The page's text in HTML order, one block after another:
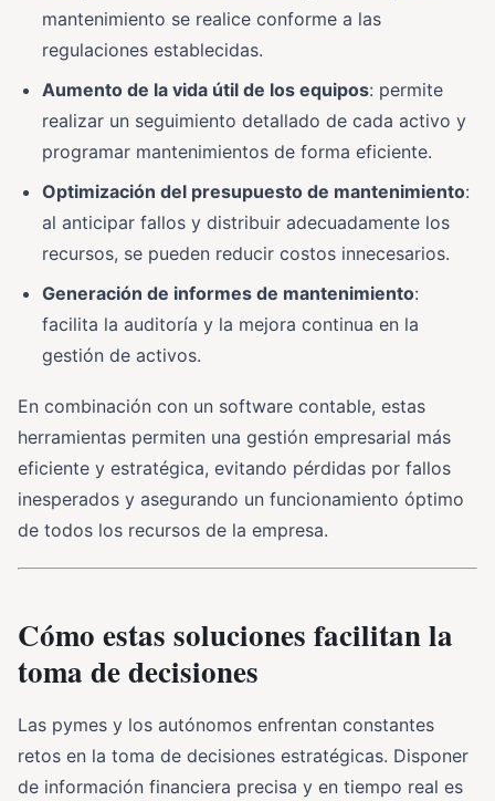
mantenimiento se realice conforme a las
regulaciones establecidas.
Aumento de la vida útil de los equipos: permite
realizar un seguimiento detallado de cada activo y
programar mantenimientos de forma eficiente.
Optimización del presupuesto de mantenimiento:
al anticipar fallos y distribuir adecuadamente los
recursos, se pueden reducir costos innecesarios.
Generación de informes de mantenimiento:
facilita la auditoría y la mejora continua en la
gestión de activos.
En combinación con un software contable, estas
herramientas permiten una gestión empresarial más
eficiente y estratégica, evitando pérdidas por fallos
inesperados y asegurando un funcionamiento óptimo
de todos los recursos de la empresa.
Cómo estas soluciones facilitan la
toma de decisiones
Las pymes y los autónomos enfrentan constantes
retos en la toma de decisiones estratégicas. Disponer
de información financiera precisa y en tiempo real es